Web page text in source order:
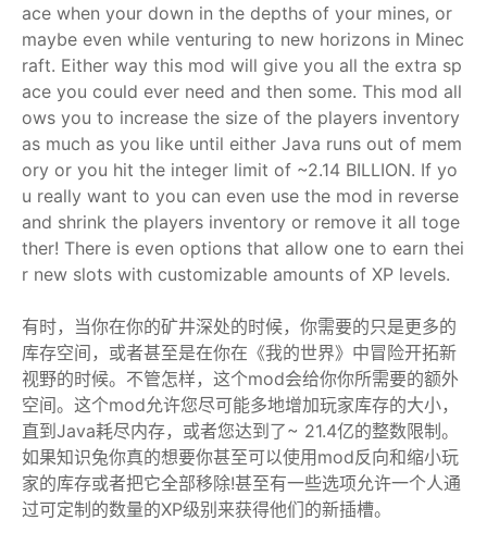
ace when your down in the depths of your mines, or
maybe even while venturing to new horizons in Minec
raft. Either way this mod will give you all the extra sp
ace you could ever need and then some. This mod all
ows you to increase the size of the players inventory
as much as you like until either Java runs out of mem
ory or you hit the integer limit of ~2.14 BILLION. If yo
u really want to you can even use the mod in reverse
and shrink the players inventory or remove it all toge
ther! There is even options that allow one to earn thei
r new slots with customizable amounts of XP levels.
有时，当你在你的矿井深处的时候，你需要的只是更多的
库存空间，或者甚至是在你在《我的世界》中冒险开拓新
视野的时候。不管怎样，这个mod会给你你所需要的额外
空间。这个mod允许您尽可能多地增加玩家库存的大小，
直到Java耗尽内存，或者您达到了~ 21.4亿的整数限制。
如果知识兔你真的想要你甚至可以使用mod反向和缩小玩
家的库存或者把它全部移除!甚至有一些选项允许一个人通
过可定制的数量的XP级别来获得他们的新插槽。